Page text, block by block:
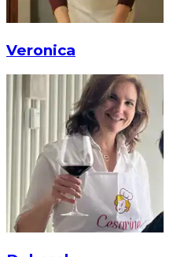
Veronica